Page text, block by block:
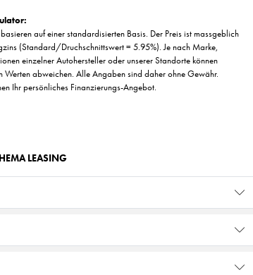
auf einer standardisierten Basis. Der Preis ist massgeblich
(Standard/Druchschnittswert = 5.95%). Je nach Marke,
einzelner Autohersteller oder unserer Standorte können
Werten abweichen. Alle Angaben sind daher ohne Gewähr.
Ihr persönliches Finanzierungs-Angebot.
LEASING